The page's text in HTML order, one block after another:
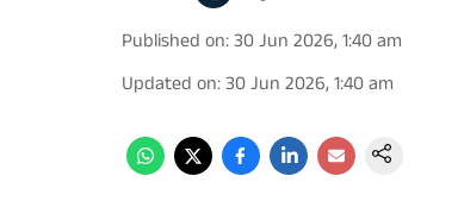
Published on:30 Jun 2026, 1:40 am
Updated on:30 Jun 2026, 1:40 am